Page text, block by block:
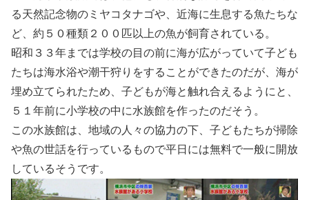
る天然記念物のミヤコタナゴや、近海に生息する魚たちな
ど、約５０種類２００匹以上の魚が飼育されている。
昭和３３年までは学校の目の前に海が広がっていて子ども
たちは海水浴や潮干狩りをすることができたのだが、海が
埋め立てられたため、子どもが海と触れ合えるようにと、
５１年前に小学校の中に水族館を作ったのだそう。
この水族館は、地域の人々の協力の下、子どもたちが掃除
や魚の世話を行っているもので平日には無料で一般に開放
しているそうです。